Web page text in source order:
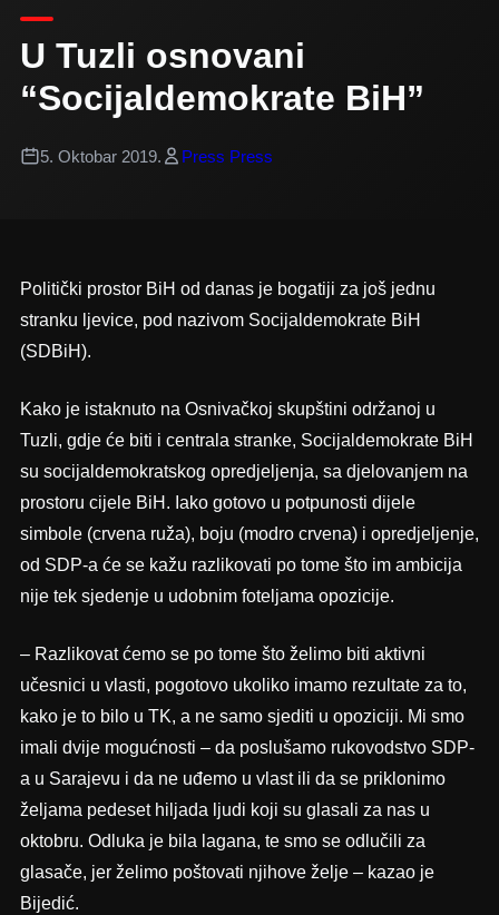
U Tuzli osnovani
“Socijaldemokrate BiH”
5. Oktobar 2019. Press Press
Politički prostor BiH od danas je bogatiji za još jednu
stranku ljevice, pod nazivom Socijaldemokrate BiH
(SDBiH).
Kako je istaknuto na Osnivačkoj skupštini održanoj u
Tuzli, gdje će biti i centrala stranke, Socijaldemokrate BiH
su socijaldemokratskog opredjeljenja, sa djelovanjem na
prostoru cijele BiH. Iako gotovo u potpunosti dijele
simbole (crvena ruža), boju (modro crvena) i opredjeljenje,
od SDP-a će se kažu razlikovati po tome što im ambicija
nije tek sjedenje u udobnim foteljama opozicije.
– Razlikovat ćemo se po tome što želimo biti aktivni
učesnici u vlasti, pogotovo ukoliko imamo rezultate za to,
kako je to bilo u TK, a ne samo sjediti u opoziciji. Mi smo
imali dvije mogućnosti – da poslušamo rukovodstvo SDP-
a u Sarajevu i da ne uđemo u vlast ili da se priklonimo
željama pedeset hiljada ljudi koji su glasali za nas u
oktobru. Odluka je bila lagana, te smo se odlučili za
glasače, jer želimo poštovati njihove želje – kazao je
Bijedić.